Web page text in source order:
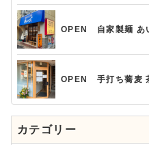
OPEN 自家製麺 あ
OPEN 手打ち蕎麦
カテゴリー